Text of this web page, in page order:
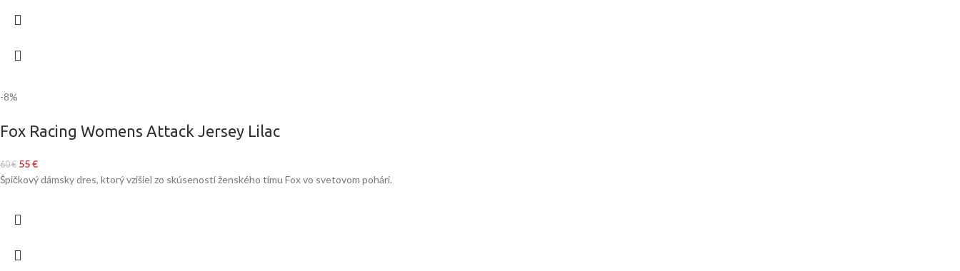
-8%
Fox Racing Womens Attack Jersey Lilac
60€ 55€
Špičkový dámsky dres, ktorý vzišiel zo skúseností ženského tímu Fox vo svetovom pohári.